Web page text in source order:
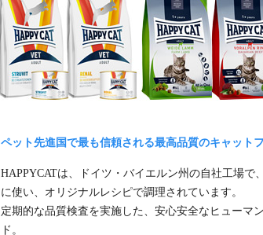
ペット先進国で最も信頼される最高品質のキャット
HAPPYCATは、ドイツ・バイエルン州の自社工場
に使い、オリジナルレシピで調理されています。
定期的な品質検査を実施した、安心安全なヒューマ
ド。